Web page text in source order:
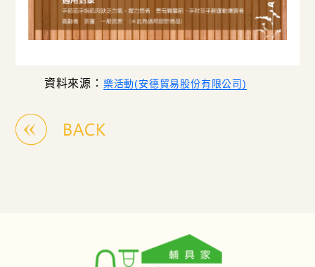
資料來源： 樂活動(安德貿易股份有限公司)